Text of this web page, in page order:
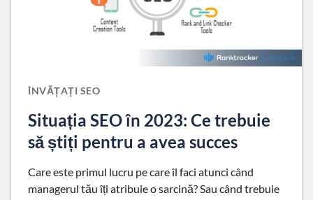
ÎNVĂȚAȚI SEO
Situația SEO în 2023: Ce trebuie
să știți pentru a avea succes
Care este primul lucru pe care îl faci atunci când
managerul tău îți atribuie o sarcină? Sau când trebuie